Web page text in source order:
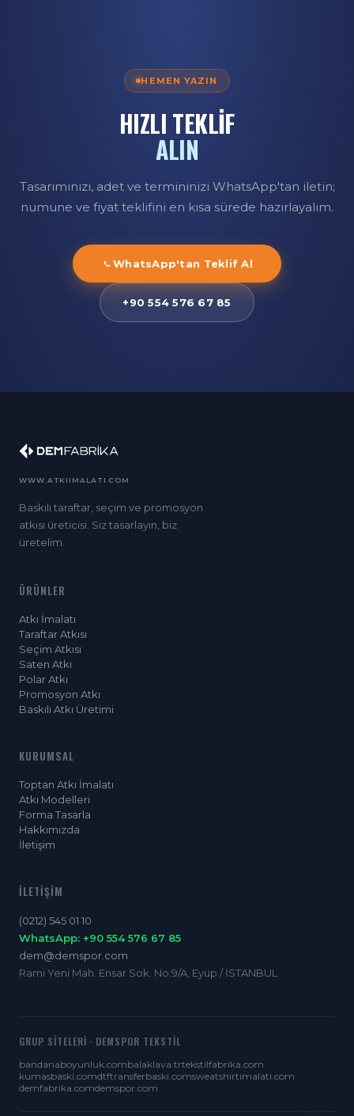
HEMEN YAZIN
HIZLI TEKLİF
ALIN
Tasarımınızı, adet ve termininizi WhatsApp'tan iletin;
numune ve fiyat teklifini en kısa sürede hazırlayalım.
WhatsApp'tan Teklif Al
+90 554 576 67 85
WWW.ATKIIMALATI.COM
Baskılı taraftar, seçim ve promosyon
atkısı üreticisi. Siz tasarlayın, biz
üretelim.
ÜRÜNLER
Atkı İmalatı
Taraftar Atkısı
Seçim Atkısı
Saten Atkı
Polar Atkı
Promosyon Atkı
Baskılı Atkı Üretimi
KURUMSAL
Toptan Atkı İmalatı
Atkı Modelleri
Forma Tasarla
Hakkımızda
İletişim
İLETIŞIM
(0212) 545 01 10
WhatsApp: +90 554 576 67 85
dem@demspor.com
Rami Yeni Mah. Ensar Sok. No:9/A, Eyüp / İSTANBUL
GRUP SITELERI · DEMSPOR TEKSTIL
bandanaboyunluk.combalaklava.trtekstilfabrika.com
kumasbaski.comdtftransferbaski.comsweatshirtimalati.com
demfabrika.comdemspor.com